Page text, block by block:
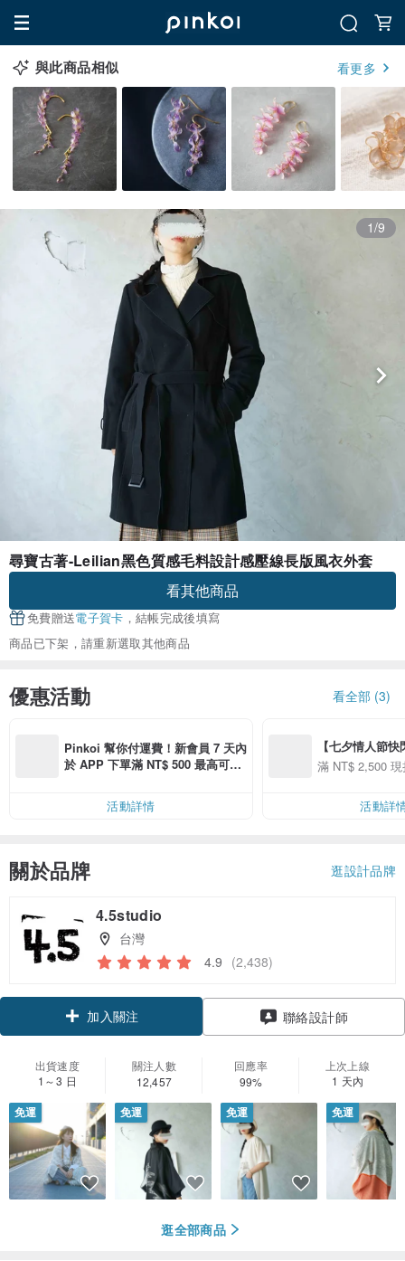
與此商品相似 看更多
1/9
尋寶古著-Leilian黑色質感毛料設計感壓線長版風衣外套
看其他商品
免費贈送電子賀卡 ，結帳完成後填寫
商品已下架，請重新選取其他商品
優惠活動 看全部 (3)
Pinkoi 幫你付運費！新會員 7 天內
於 APP 下單滿 NT$ 500 最高可折
活動詳情
【七夕情人節
用 APP 購買任
00 現折 NT$100
滿 NT$ 2,500
活動詳
關於品牌 逛設計品牌
4.5studio
台灣
4.9 (2,438)
加入關注 聯絡設計師
出貨速度
1～3 日
關注人數
12,457
回應率
99%
上次上線
1 天內
免運 免運 免運 免運
逛全部商品